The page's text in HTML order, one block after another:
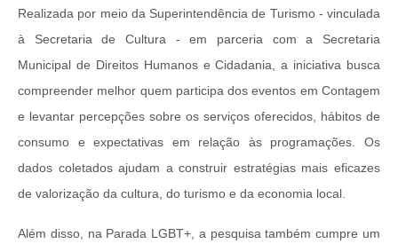
Realizada por meio da Superintendência de Turismo - vinculada
à Secretaria de Cultura - em parceria com a Secretaria
Municipal de Direitos Humanos e Cidadania, a iniciativa busca
compreender melhor quem participa dos eventos em Contagem
e levantar percepções sobre os serviços oferecidos, hábitos de
consumo e expectativas em relação às programações. Os
dados coletados ajudam a construir estratégias mais eficazes
de valorização da cultura, do turismo e da economia local.
Além disso, na Parada LGBT+, a pesquisa também cumpre um